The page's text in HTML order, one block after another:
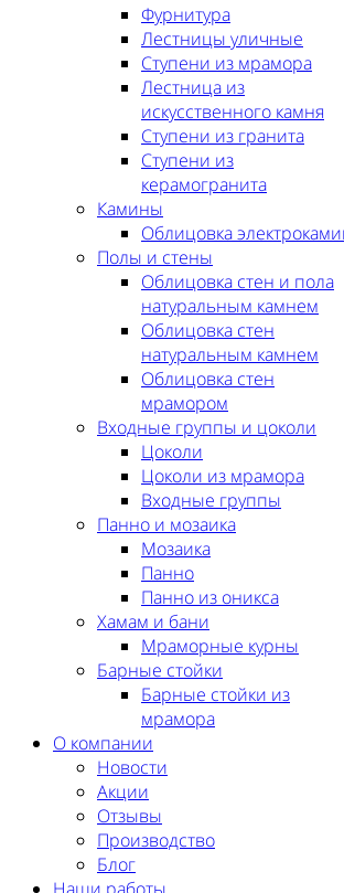
Фурнитура
Лестницы уличные
Ступени из мрамора
Лестница из
искусственного камня
Ступени из гранита
Ступени из
керамогранита
Камины
Облицовка
Полы и стены
Облицовка стен и пола
натуральным камнем
Облицовка стен
натуральным камнем
Облицовка стен
мрамором
Входные группы и цоколи
Цоколи
Цоколи из мрамора
Входные группы
Панно и мозаика
Мозаика
Панно
Панно из оникса
Хамам и бани
Мраморные курны
Барные стойки
Барные стойки из
мрамора
О компании
Новости
Акции
Отзывы
Производство
Блог